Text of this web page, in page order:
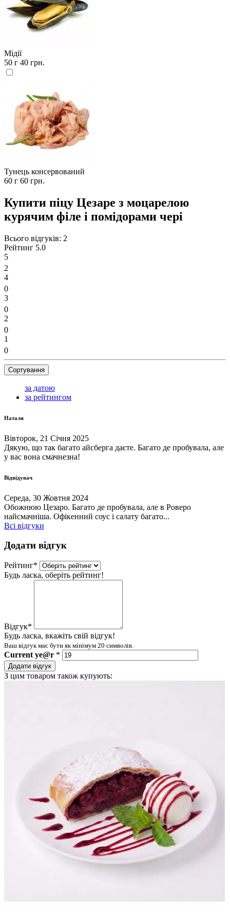
Мідії
50 г 40 грн.
Тунець консервований
60 г 60 грн.
Купити піцу Цезаре з моцарелою
курячим філе і помідорами чері
Всього відгуків: 2
Рейтинг 5.0
5
2
4
0
3
0
2
0
1
0
Сортування
за датою
за рейтингом
Наталя
Вівторок, 21 Січня 2025
Дякую, що так багато айсберга даєте. Багато де пробувала, але
у вас вона смачнезна!
Відвідувач
Середа, 30 Жовтня 2024
Обожнюю Цезаро. Багато де пробувала, але в Роверо
найсмачніша. Офікенний соус і салату багато...
Всі відгуки
Додати відгук
Рейтинг*
Будь ласка, оберіть рейтинг!
Відгук*
Будь ласка, вкажіть свій відгук!
Ваш відгук має бути як мінімум 20 символів.
Current ye@r *
Додати відгук
З цим товаром також купують: